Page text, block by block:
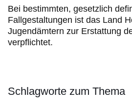
Bei bestimmten, gesetzlich
Fallgestaltungen ist das Land
Jugendämtern zur Erstattung
verpflichtet.
Schlagworte zum Thema